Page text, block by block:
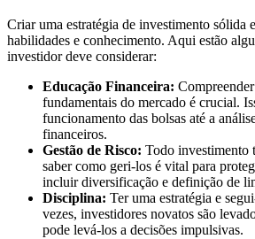
Criar uma estratégia de investimento sólida
habilidades e conhecimento. Aqui estão
investidor deve considerar:
Educação Financeira:
fundamentais do mercado é crucial.
funcionamento das bolsas até a
financeiros.
Gestão de Risco: Todo investimento
saber como geri-los é vital para
incluir diversificação e definição de
Disciplina: Ter uma estratégia e
vezes, investidores novatos são
pode levá-los a decisões impulsivas.